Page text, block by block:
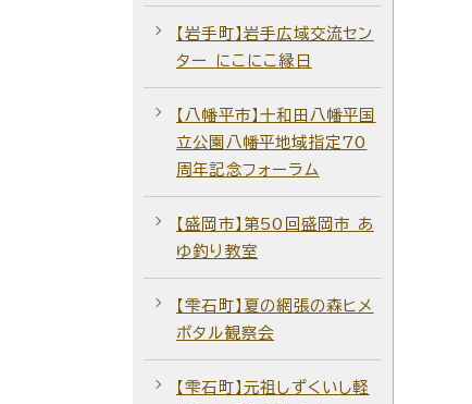
【岩手町】岩手広域交流セン
ター にこにこ縁日
【八幡平市】十和田八幡平国
立公園八幡平地域指定70
周年記念フォーラム
【盛岡市】第50回盛岡市 あ
ゆ釣り教室
【雫石町】夏の網張の森ヒメ
ボタル観察会
【雫石町】元祖しずくいし軽